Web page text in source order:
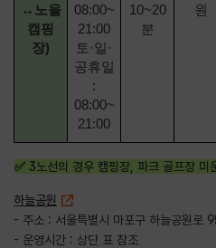
↔노을
캠핑
장)
08:00~
21:00
토·일·
공휴일
:
08:00~
21:00
10~20
분
원
✅ 3노선의 경우 캠핑장, 파크 골프장
하늘공원
- 주소 : 서울특별시 마포구 하늘공원로
- 운영시간 : 상단 표 참조